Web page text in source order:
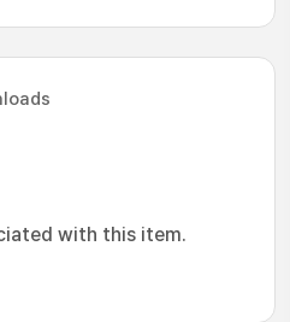
with this item.